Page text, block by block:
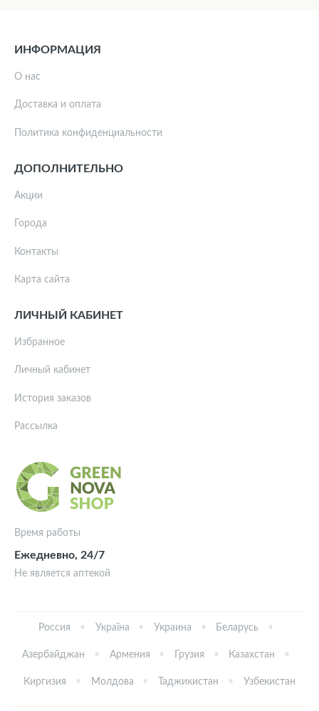
Время работы
Ежедневно, 24/7
Не является аптекой
ИНФОРМАЦИЯ
О нас
Доставка и оплата
Политика конфиденциальности
ДОПОЛНИТЕЛЬНО
Акции
Города
Контакты
Карта сайта
ЛИЧНЫЙ КАБИНЕТ
Избранное
Личный кабинет
История заказов
Рассылка
Россия Україна Украина Беларусь
Азербайджан Армения Грузия Казахстан
Киргизия Молдова Таджикистан Узбекистан